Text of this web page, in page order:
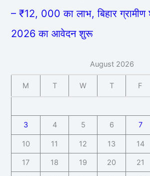
– ₹12, 000 का लाभ, बिहार ग्रामीण
2026 का आवेदन शुरू
August 2026
M T W T F
3 4 5 6 7
10 11 12 13 14
17 18 19 20 21